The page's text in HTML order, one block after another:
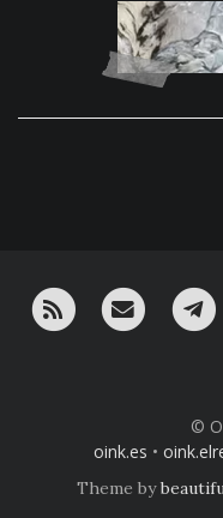
RSS
©
oink.es •
Theme by